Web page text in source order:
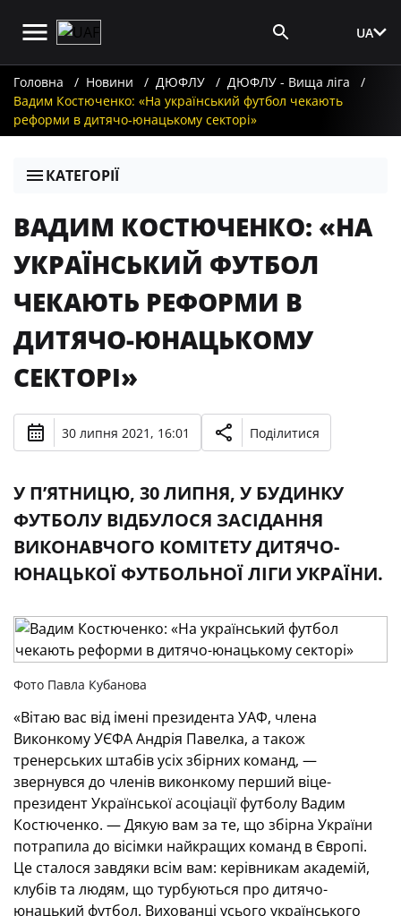
UA
Головна Новини ДЮФЛУ
ДЮФЛУ - Вища ліга
Вадим Костюченко: «На український футбол чекають
реформи в дитячо-юнацькому секторі»
КАТЕГОРІЇ
ВАДИМ КОСТЮЧЕНКО: «НА
УКРАЇНСЬКИЙ ФУТБОЛ
ЧЕКАЮТЬ РЕФОРМИ В
ДИТЯЧО-ЮНАЦЬКОМУ
СЕКТОРІ»
30 липня 2021, 16:01 Поділитися
У П’ЯТНИЦЮ, 30 ЛИПНЯ, У БУДИНКУ
ФУТБОЛУ ВІДБУЛОСЯ ЗАСІДАННЯ
ВИКОНАВЧОГО КОМІТЕТУ ДИТЯЧО-
ЮНАЦЬКОЇ ФУТБОЛЬНОЇ ЛІГИ УКРАЇНИ.
Фото Павла Кубанова
«Вітаю вас від імені президента УАФ, члена
Виконкому УЄФА Андрія Павелка, а також
тренерських штабів усіх збірних команд, —
звернувся до членів виконкому перший віце-
президент Української асоціації футболу Вадим
Костюченко. — Дякую вам за те, що збірна України
потрапила до вісімки найкращих команд в Європі.
Це сталося завдяки всім вам: керівникам академій,
клубів та людям, що турбуються про дитячо-
юнацький футбол. Вихованці усього українського